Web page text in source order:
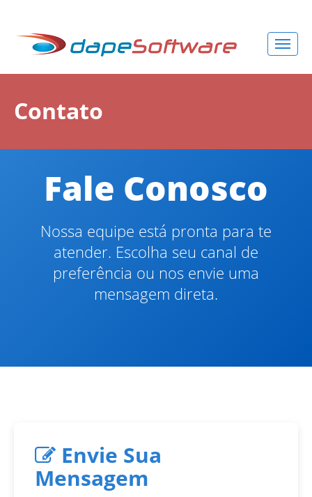
Contato
Fale Conosco
Nossa equipe está pronta para te
atender. Escolha seu canal de
preferência ou nos envie uma
mensagem direta.
Envie Sua
Mensagem